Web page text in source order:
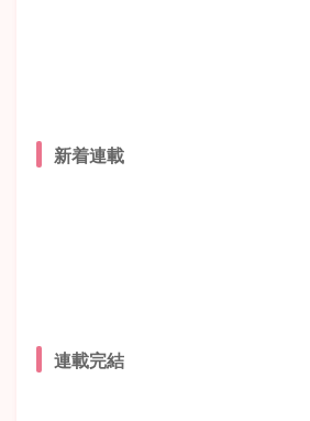
新着連載
連載完結